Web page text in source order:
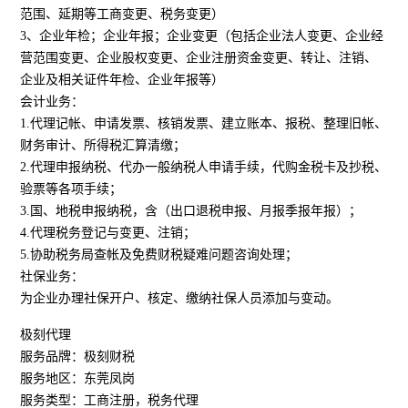
范围、延期等工商变更、税务变更）
3、企业年检；企业年报；企业变更（包括企业法人变更、企业经
营范围变更、企业股权变更、企业注册资金变更、转让、注销、
企业及相关证件年检、企业年报等）
会计业务：
1.代理记帐、申请发票、核销发票、建立账本、报税、整理旧帐、
财务审计、所得税汇算清缴；
2.代理申报纳税、代办一般纳税人申请手续，代购金税卡及抄税、
验票等各项手续；
3.国、地税申报纳税，含（出口退税申报、月报季报年报）；
4.代理税务登记与变更、注销；
5.协助税务局查帐及免费财税疑难问题咨询处理；
社保业务：
为企业办理社保开户、核定、缴纳社保人员添加与变动。
极刻代理
服务品牌：极刻财税
服务地区：东莞凤岗
服务类型：工商注册，税务代理